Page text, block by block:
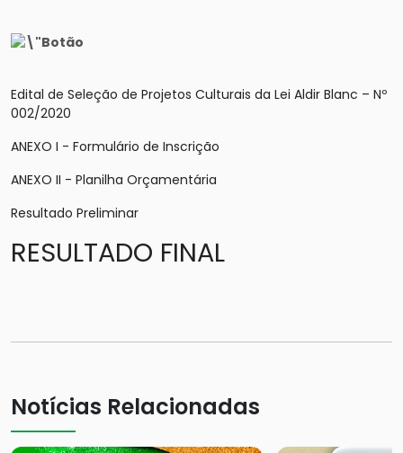
Edital de Seleção de Projetos Culturais da Lei Aldir Blanc – Nº
002/2020
ANEXO I - Formulário de Inscrição
ANEXO II - Planilha Orçamentária
Resultado Preliminar
RESULTADO FINAL
Notícias Relacionadas